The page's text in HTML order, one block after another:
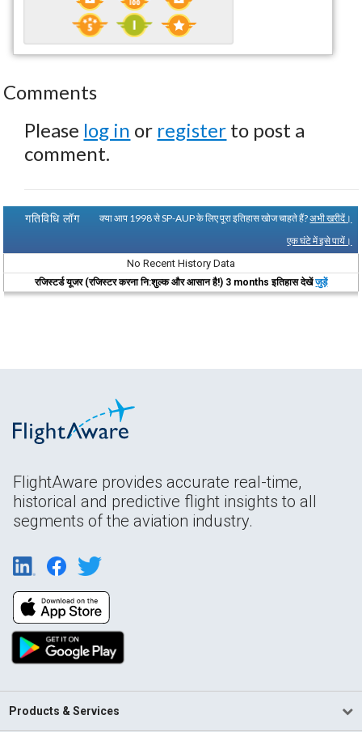
Comments
Please log in or register to post a
comment.
गतिविधि लॉग क्या आप 1998 से SP-AUP के लिए पूरा इतिहास खोज चाहते हैं?अभी खरीदें।
एक घंटे में इसे पायें।
No Recent History Data
रजिस्टर्ड यूजर (रजिस्टर करना नि:शुल्क और आसान है!) 3 months इतिहास देखेंजुड़ें
FlightAware provides accurate real-time,
historical and predictive flight insights to all
segments of the aviation industry.
Products & Services